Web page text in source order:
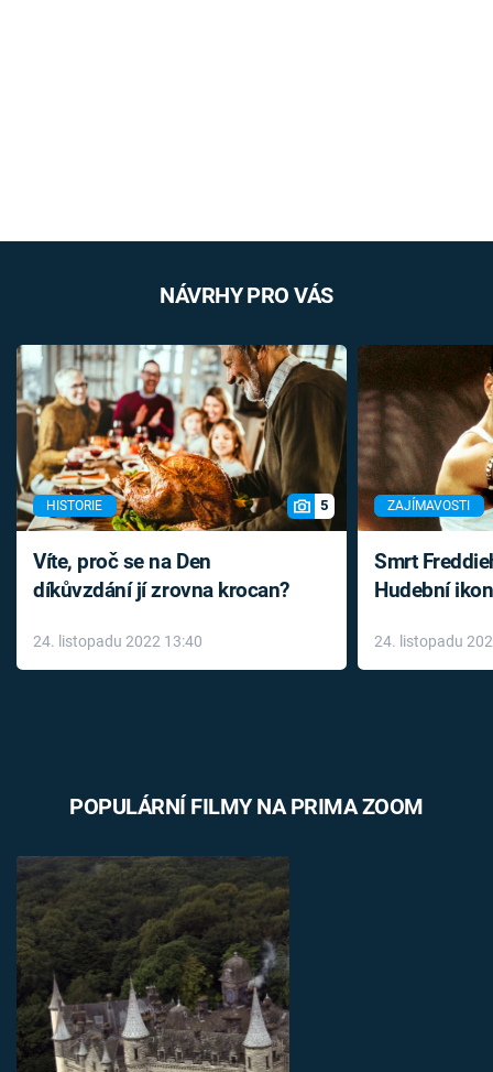
NÁVRHY PRO VÁS
HISTORIE 5
Víte, proč se na Den
díkůvzdání jí zrovna krocan?
24. listopadu 2022 13:40
ZAJÍMAVOSTI
Smrt
Hudební
léky
24. listopadu
POPULÁRNÍ FILMY NA PRIMA ZOOM